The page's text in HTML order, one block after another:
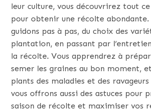
leur culture, vous découvrirez tout
pour obtenir une récolte abondante.
guidons pas à pas, du choix des
plantation, en passant par
la récolte. Vous apprendrez à
semer les graines au bon moment,
plants des maladies et des
vous offrons aussi des astuces pour
saison de récolte et maximiser vos